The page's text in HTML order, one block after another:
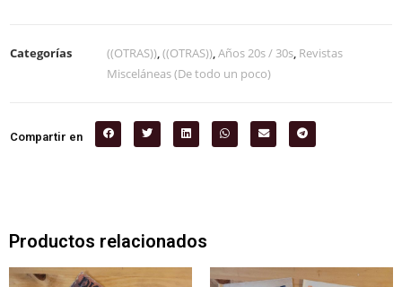
Categorías ((OTRAS)),((OTRAS)),Años 20s / 30s, Revistas
Misceláneas (De todo un poco)
Compartir en
Productos relacionados